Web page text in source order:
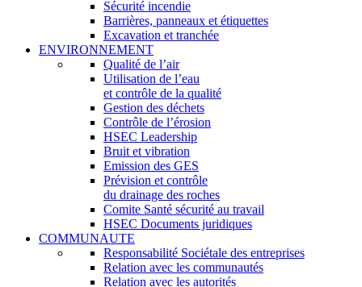
Sécurité incendie
Barrières, panneaux et étiquettes
Excavation et tranchée
ENVIRONNEMENT
Qualité de l’air
Utilisation de l’eau
et contrôle de la qualité
Gestion des déchets
Contrôle de l’érosion
HSEC Leadership
Bruit et vibration
Emission des GES
Prévision et contrôle
du drainage des roches
Comite Santé sécurité au travail
HSEC Documents juridiques
COMMUNAUTE
Responsabilité Sociétale des entreprises
Relation avec les communautés
Relation avec les autorités